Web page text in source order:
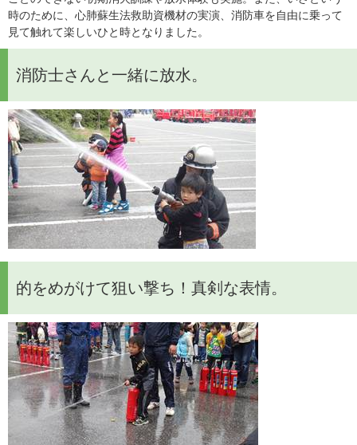
時のために、心肺蘇生法救助資機材の実演、消防車を自由に乗って
見て触れて楽しいひと時となりました。
消防士さんと一緒に放水。
的をめがけて狙い撃ち！真剣な表情。